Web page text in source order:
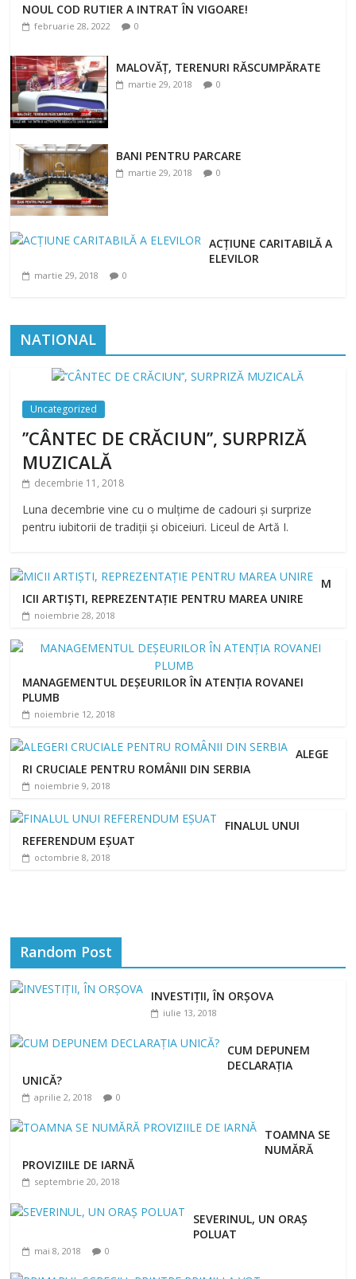
februarie 28, 2022 0
NOUL COD RUTIER A INTRAT ÎN VIGOARE!
februarie 28, 2022 0
MALOVĂȚ, TERENURI RĂSCUMPĂRATE
martie 29, 2018 0
BANI PENTRU PARCARE
martie 29, 2018 0
ACȚIUNE CARITABILĂ A
ELEVILOR
martie 29, 2018 0
NATIONAL
Uncategorized
’’CÂNTEC DE CRĂCIUN’’, SURPRIZĂ
MUZICALĂ
decembrie 11, 2018
Luna decembrie vine cu o mulțime de cadouri și surprize
pentru iubitorii de tradiții și obiceiuri. Liceul de Artă I.
M
ICII ARTIȘTI, REPREZENTAȚIE PENTRU MAREA UNIRE
noiembrie 28, 2018
MANAGEMENTUL DEȘEURILOR ÎN ATENȚIA ROVANEI
PLUMB
noiembrie 12, 2018
ALEGE
RI CRUCIALE PENTRU ROMÂNII DIN SERBIA
noiembrie 9, 2018
FINALUL UNUI
REFERENDUM EȘUAT
octombrie 8, 2018
Random Post
INVESTIŢII, ÎN ORŞOVA
iulie 13, 2018
CUM DEPUNEM
DECLARAȚIA
UNICĂ?
aprilie 2, 2018 0
TOAMNA SE
NUMĂRĂ
PROVIZIILE DE IARNĂ
septembrie 20, 2018
SEVERINUL, UN ORAȘ
POLUAT
mai 8, 2018 0